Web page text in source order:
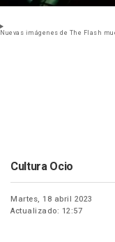
Nuevas imágenes de The Flash
Cultura Ocio
Martes, 18 abril 2023
Actualizado: 12:57